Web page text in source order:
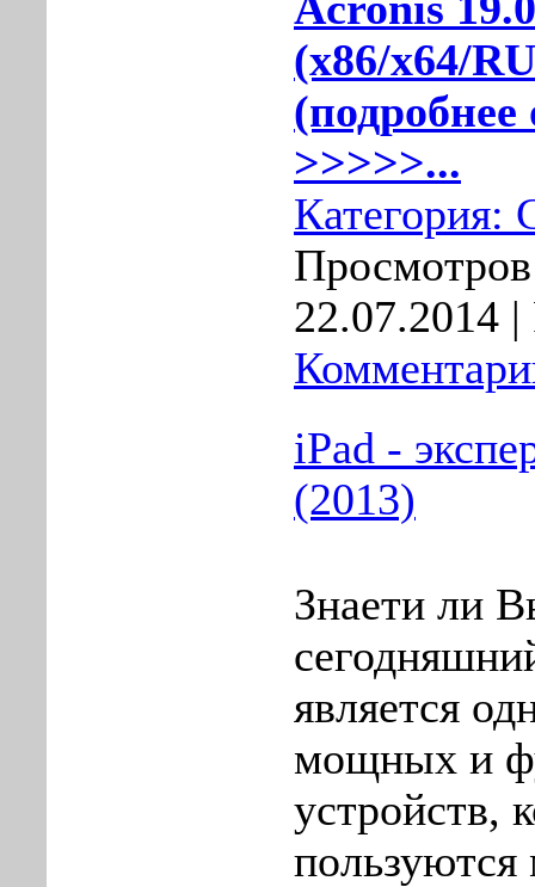
(x86/x64/
(подробнее
>>>>>...
Категория:
22.07.2014 |
iPad -
(2013)
Знаeти ли
является
мощных и
устpойств,